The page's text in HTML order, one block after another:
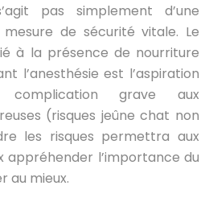
pas simplement d’une
mesure de sécurité vitale. Le
à la présence de nourriture
l’anesthésie est l’aspiration
complication grave aux
(risques jeûne chat non
les risques permettra aux
appréhender l’importance du
au mieux.